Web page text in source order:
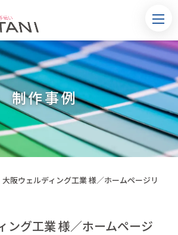
制作事例
大阪ウェルディング工業 様／ホームページリ
ング工業 様／ホームページ